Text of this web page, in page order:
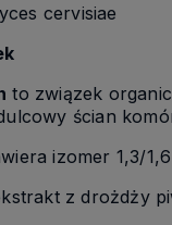
cervisiae
to związek
ścian
izomer 1,3/
z drożdży